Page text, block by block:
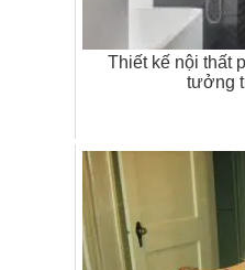
Thiết kế nội thất
tưởng